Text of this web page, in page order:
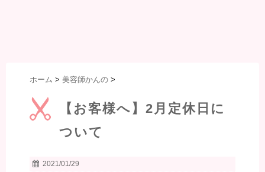
ホーム > 美容師かんの >
【お客様へ】2月定休日に
ついて
2021/01/29